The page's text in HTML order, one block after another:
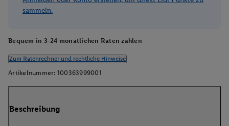
sammeln.
Bequem in 3-24 monatlichen Raten zahlen
Zum Ratenrechner und rechtliche Hinweise
Artikelnummer: 100363999001
Beschreibung